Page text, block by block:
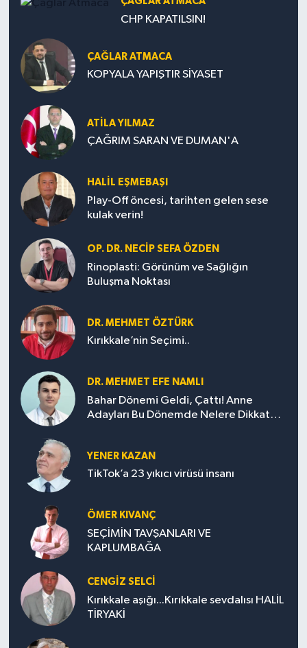
CHP KAPATILSIN!
ÇAĞLAR ATMACA
KOPYALA YAPIŞTIR SİYASET
ATILA YILMAZ
ÇAĞRIM SARAN VE DUMAN'A
HALIL EŞMEBAŞI
Play-Off öncesi, tarihten gelen sese
kulak verin!
OP. DR. NECIP SEFA ÖZDEN
Rinoplasti: Görünüm ve Sağlığın
Buluşma Noktası
DR. MEHMET ÖZTÜRK
Kırıkkale’nin Seçimi..
DR. MEHMET EFE NAMLI
Bahar Dönemi Geldi, Çattı! Anne
Adayları Bu Dönemde Nelere Dikkat
YENER KAZAN
TikTok’a 23 yıkıcı virüsü insanı
ÖMER KIVANÇ
SEÇİMİN TAVŞANLARI VE
KAPLUMBAĞA
CENGİZ SELCİ
Kırıkkale aşığı...Kırıkkale sevdalısı HALİL
TİRYAKİ